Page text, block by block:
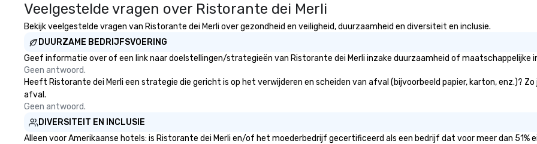
Veelgestelde vragen over Ristorante dei Merli
Bekijk veelgestelde vragen van Ristorante dei Merli over gezondheid en veiligheid, duurzaamheid en diversiteit en inclusie.
DUURZAME BEDRIJFSVOERING
Geef informatie over of een link naar doelstellingen/strategieën van Ristorante dei Merli inzake duurzaamheid of maatschappelijke
Geen antwoord.
Heeft Ristorante dei Merli een strategie die gericht is op het verwijderen en scheiden van afval (bijvoorbeeld papier, karton, enz.)?
afval.
Geen antwoord.
DIVERSITEIT EN INCLUSIE
Alleen voor Amerikaanse hotels: is Ristorante dei Merli en/of het moederbedrijf gecertificeerd als een bedrijf dat voor meer dan 51%